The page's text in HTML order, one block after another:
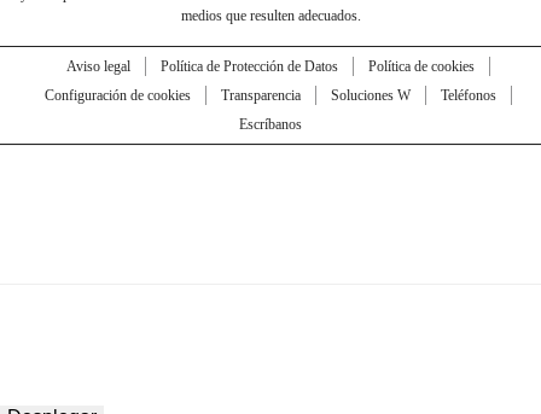
medios que resulten adecuados.
Aviso legal Política de Protección de Datos
Política de cookies
Configuración de cookies
Transparencia Soluciones W
Teléfonos
Escríbanos